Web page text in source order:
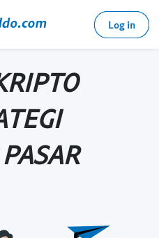
Log in